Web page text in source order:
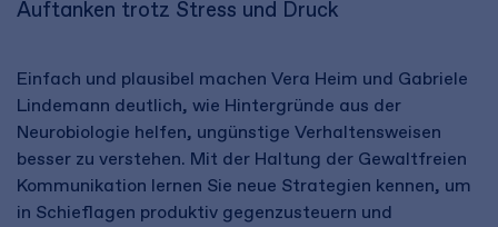
Auftanken trotz Stress und Druck
Einfach und plausibel machen Vera Heim und Gabriele
Lindemann deutlich, wie Hintergründe aus der
Neurobiologie helfen, ungünstige Verhaltensweisen
besser zu verstehen. Mit der Haltung der Gewaltfreien
Kommunikation lernen Sie neue Strategien kennen, um
in Schieflagen produktiv gegenzusteuern und